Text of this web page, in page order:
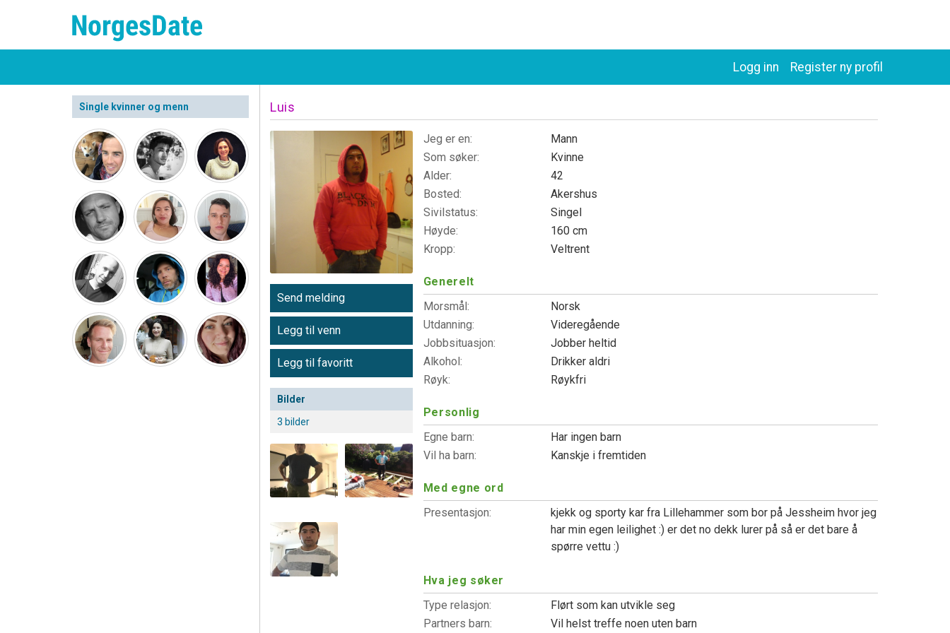
Register ny profil
Logg inn
Single kvinner og menn Luis
Send melding
Legg til venn
Legg til favoritt
Bilder
3 bilder
Jeg er en:
Mann
Som søker:
Kvinne
Alder:
42
Bosted:
Akershus
Sivilstatus:
Singel
Høyde:
160 cm
Kropp:
Veltrent
Generelt
Morsmål:
Norsk
Utdanning:
Videregående
Jobbsituasjon:
Jobber heltid
Alkohol:
Drikker aldri
Røyk:
Røykfri
Personlig
Egne barn:
Har ingen barn
Vil ha barn:
Kanskje i fremtiden
Med egne ord
Presentasjon:
kjekk og sporty kar fra Lillehammer som bor på Jessheim hvor jeg
har min egen leilighet :) er det no dekk lurer på så er det bare å
spørre vettu :)
Hva jeg søker
Type relasjon:
Flørt som kan utvikle seg
Partners barn:
Vil helst treffe noen uten barn